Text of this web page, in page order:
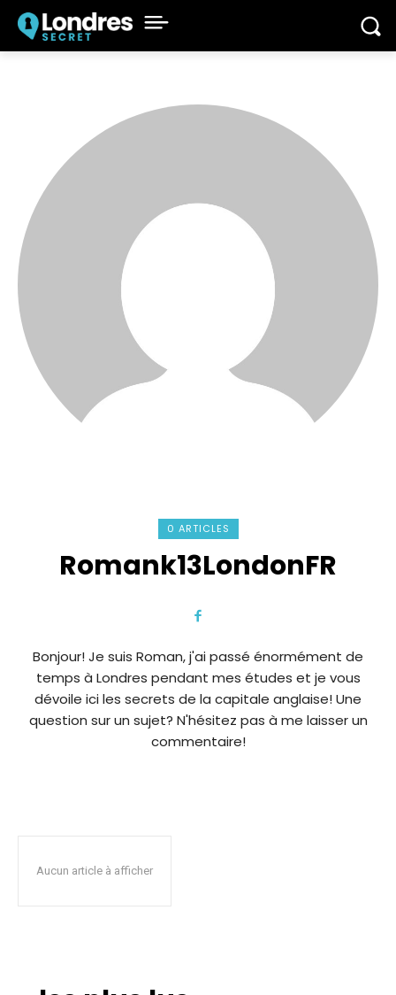
0 ARTICLES
Romank13LondonFR
Bonjour! Je suis Roman, j'ai passé énormément de
temps à Londres pendant mes études et je vous
dévoile ici les secrets de la capitale anglaise! Une
question sur un sujet? N'hésitez pas à me laisser un
commentaire!
Aucun article à afficher